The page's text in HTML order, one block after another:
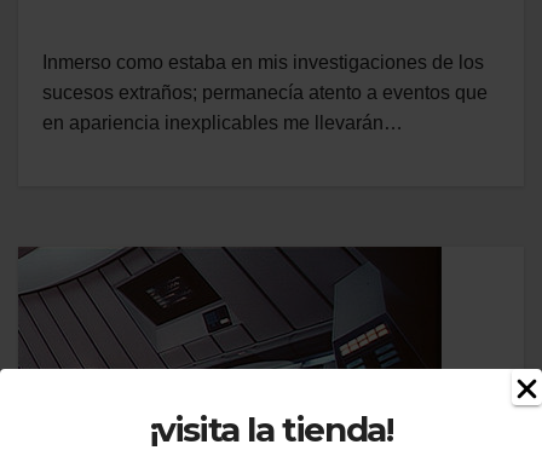
¡visita la tienda!
Inmerso como estaba en mis investigaciones de los
sucesos extraños; permanecía atento a eventos que
en apariencia inexplicables me llevarán…